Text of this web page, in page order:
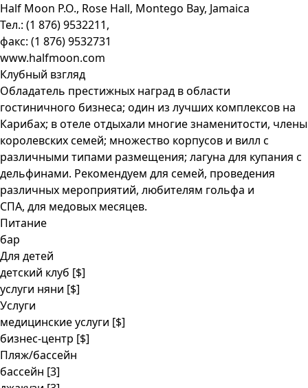
Half Moon P.O., Rose Hall, Montego Bay, Jamaica
Тел.: (1 876) 9532211,
факс: (1 876) 9532731
www.halfmoon.com
Клубный взгляд
Обладатель престижных наград в области
гостиничного бизнеса; один из лучших комплексов на
Карибах; в отеле отдыхали многие знаменитости, члены
королевских семей; множество корпусов и вилл с
различными типами размещения; лагуна для купания с
дельфинами. Рекомендуем для семей, проведения
различных мероприятий, любителям гольфа и
СПА, для медовых месяцев.
Питание
бар
Для детей
детский клуб [$]
услуги няни [$]
Услуги
медицинские услуги [$]
бизнес-центр [$]
Пляж/бассейн
бассейн [3]